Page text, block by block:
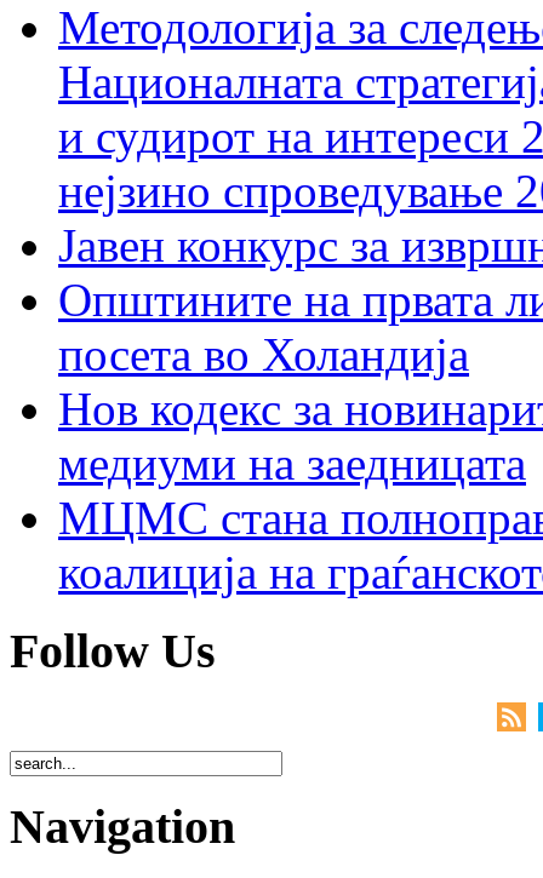
Методологија за
Националната
и судирот на интереси
нејзино спроведување
Јавен конкурс за
Општините на првата
посета во Холандија
Нов кодекс за
медиуми на заедницата
МЦМС стана
коалиција на
Follow Us
Navigation